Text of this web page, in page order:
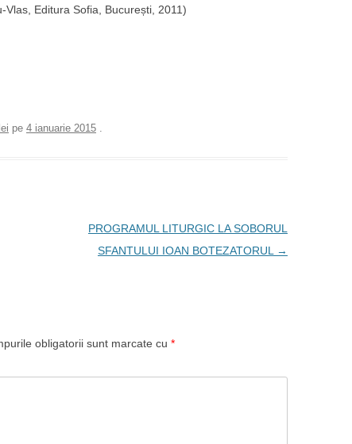
Editura Sofia, București, 2011)
pe 4 ianuarie 2015
PROGRAMUL LITURGIC LA SOBORUL
SFANTULUI IOAN BOTEZATORUL
→
obligatorii sunt marcate cu *